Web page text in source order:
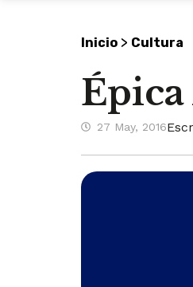
Inicio > Cultura
Épica
27 May, 2016